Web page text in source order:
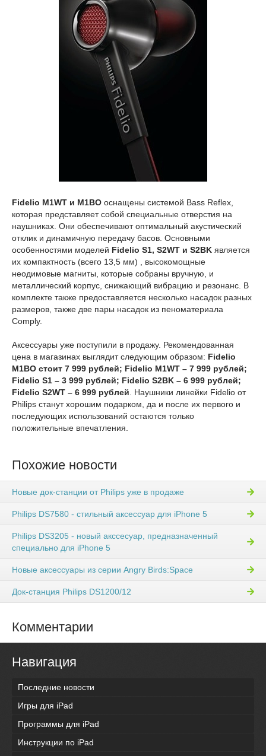
Fidelio M1WT и M1BO оснащены системой Bass Reflex,
которая представляет собой специальные отверстия на
наушниках. Они обеспечивают оптимальный акустический
отклик и динамичную передачу басов. Основными
особенностями моделей Fidelio S1, S2WT и S2BK является
их компактность (всего 13,5 мм) , высокомощные
неодимовые магниты, которые собраны вручную, и
металлический корпус, снижающий вибрацию и резонанс. В
комплекте также предоставляется несколько насадок разных
размеров, также две пары насадок из пеноматериала
Comply.
Аксессуары уже поступили в продажу. Рекомендованная
цена в магазинах выглядит следующим образом: Fidelio
M1BO стоит 7 999 рублей; Fidelio M1WT – 7 999 рублей;
Fidelio S1 – 3 999 рублей; Fidelio S2BK – 6 999 рублей;
Fidelio S2WT – 6 999 рублей . Наушники линейки Fidelio от
Philips станут хорошим подарком, да и после их первого и
последующих использований остаются только
положительные впечатления.
Похожие новости
Новые док-станции от Philips уже в продаже
Philips DS7580 - стильный аксессуар для iPhone 5
Philips DS3205 - новый акссесуар, предназначенный
специально для iPhone 5
Новые аксессуары из серии Angry Birds:Space
Док-станция Philips DS1200/12
Комментарии
Навигация
Последние новости
Игры для iPad
Программы для iPad
Инструкции по iPad